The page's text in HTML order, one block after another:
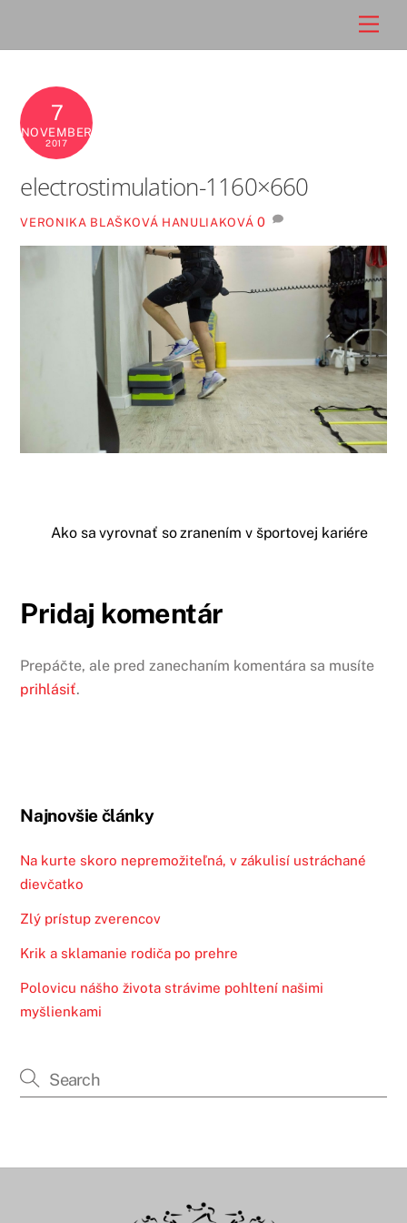
7
NOVEMBER
2017
electrostimulation-1160×660
VERONIKA BLAŠKOVÁ HANULIAKOVÁ 0
Ako sa vyrovnať so zranením v športovej kariére
Pridaj komentár
Prepáčte, ale pred zanechaním komentára sa musíte
prihlásiť.
Najnovšie články
Na kurte skoro nepremožiteľná, v zákulisí ustráchané
dievčatko
Zlý prístup zverencov
Krik a sklamanie rodiča po prehre
Polovicu nášho života strávime pohltení našimi
myšlienkami